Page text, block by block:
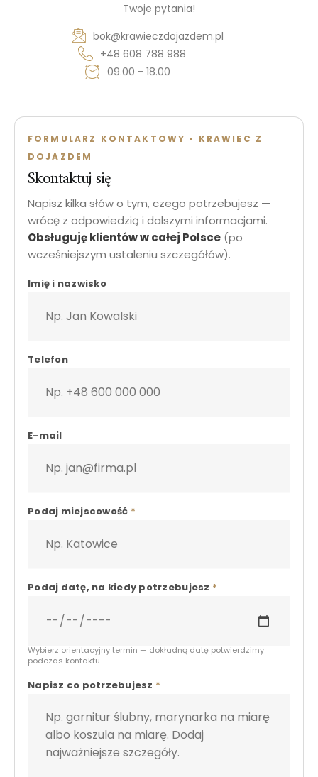
FORMULARZ KONTAKTOWY • KRAWIEC Z
DOJAZDEM
Skontaktuj się
Napisz kilka słów o tym, czego potrzebujesz —
wrócę z odpowiedzią i dalszymi informacjami.
Obsługuję klientów w całej Polsce (po
wcześniejszym ustaleniu szczegółów).
Imię i nazwisko
Telefon
E-mail
Podaj miejscowość *
Podaj datę, na kiedy potrzebujesz *
Wybierz orientacyjny termin — dokładną datę potwierdzimy
podczas kontaktu.
Napisz co potrzebujesz *
Twoje pytania!
bok@krawieczdojazdem.pl
+48 608 788 988
09.00 - 18.00